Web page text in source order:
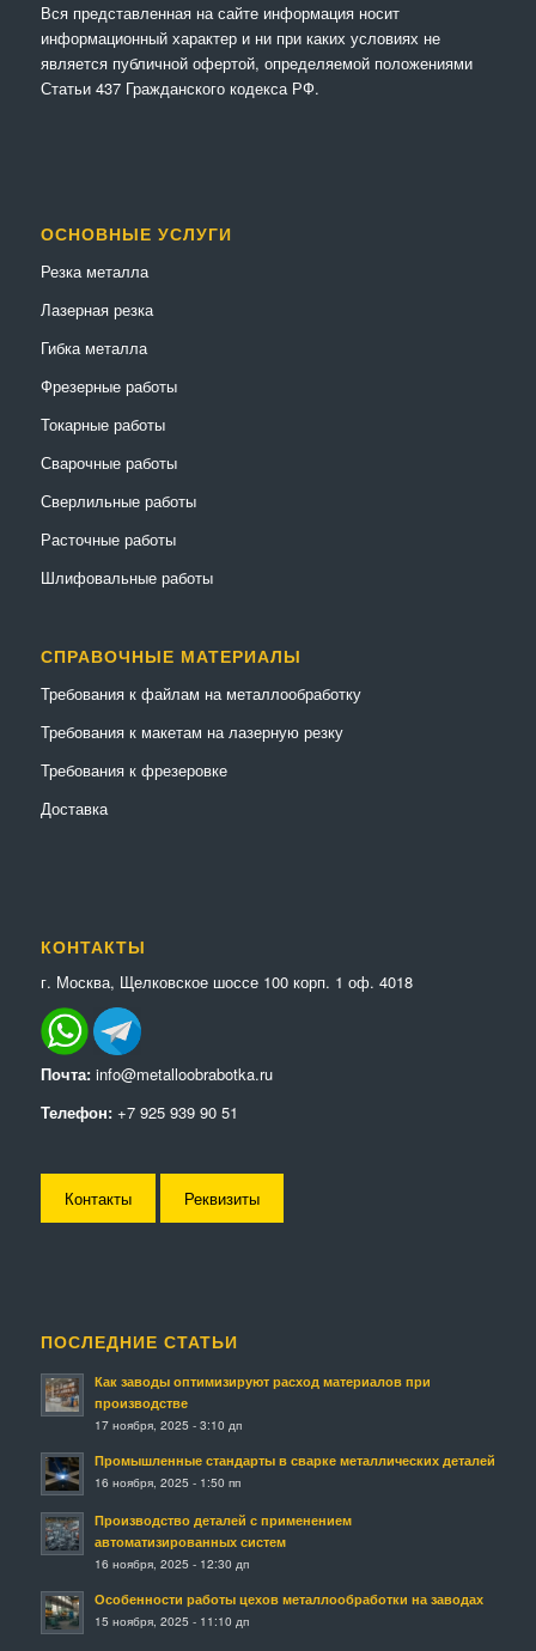
Вся представленная на сайте информация носит
информационный характер и ни при каких условиях не
является публичной офертой, определяемой положениями
Статьи 437 Гражданского кодекса РФ.
ОСНОВНЫЕ УСЛУГИ
Резка металла
Лазерная резка
Гибка металла
Фрезерные работы
Токарные работы
Сварочные работы
Сверлильные работы
Расточные работы
Шлифовальные работы
СПРАВОЧНЫЕ МАТЕРИАЛЫ
Требования к файлам на металлообработку
Требования к макетам на лазерную резку
Требования к фрезеровке
Доставка
КОНТАКТЫ
г. Москва, Щелковское шоссе 100 корп. 1 оф. 4018
Почта: info@metalloobrabotka.ru
Телефон: +7 925 939 90 51
Контакты Реквизиты
ПОСЛЕДНИЕ СТАТЬИ
Как заводы оптимизируют расход материалов при
производстве
17 ноября, 2025 - 3:10 дп
Промышленные стандарты в сварке металлических деталей
16 ноября, 2025 - 1:50 пп
Производство деталей с применением
автоматизированных систем
16 ноября, 2025 - 12:30 дп
Особенности работы цехов металлообработки на заводах
15 ноября, 2025 - 11:10 дп